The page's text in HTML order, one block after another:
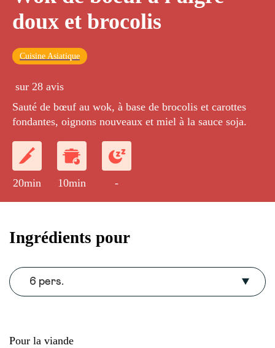
doux et brocolis
Cuisine Asiatique
sur 28 avis
Sauté de bœuf au wok, à base de brocolis et carottes
fondantes, oignons nouveaux et miel à la sauce soja.
20min 10min -
Ingrédients pour
6 pers.
Pour la viande